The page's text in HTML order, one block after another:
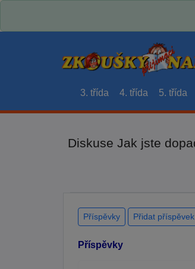
3. třída 4. třída 5. třída
Diskuse Jak jste
Příspěvky Přidat příspěvek
Příspěvky